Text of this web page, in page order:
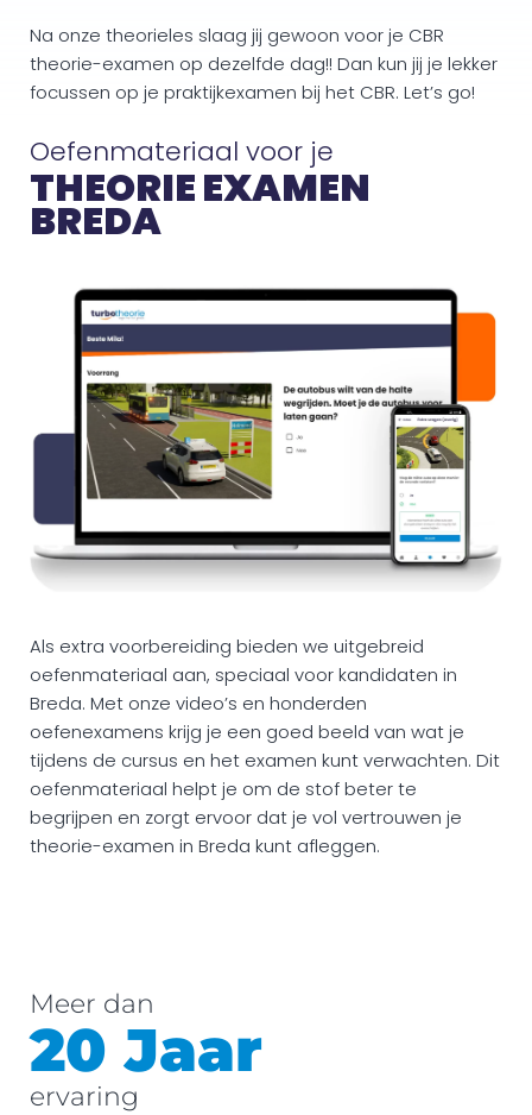
Na onze theorieles slaag jij gewoon voor je CBR
theorie-examen op dezelfde dag!! Dan kun jij je lekker
focussen op je praktijkexamen bij het CBR. Let’s go!
Oefenmateriaal voor je
THEORIE EXAMEN
BREDA
Als extra voorbereiding bieden we uitgebreid
oefenmateriaal aan, speciaal voor kandidaten in
Breda. Met onze video’s en honderden
oefenexamens krijg je een goed beeld van wat je
tijdens de cursus en het examen kunt verwachten. Dit
oefenmateriaal helpt je om de stof beter te
begrijpen en zorgt ervoor dat je vol vertrouwen je
theorie-examen in Breda kunt afleggen.
Meer dan
20 Jaar
ervaring